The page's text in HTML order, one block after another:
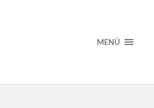
MENÜ